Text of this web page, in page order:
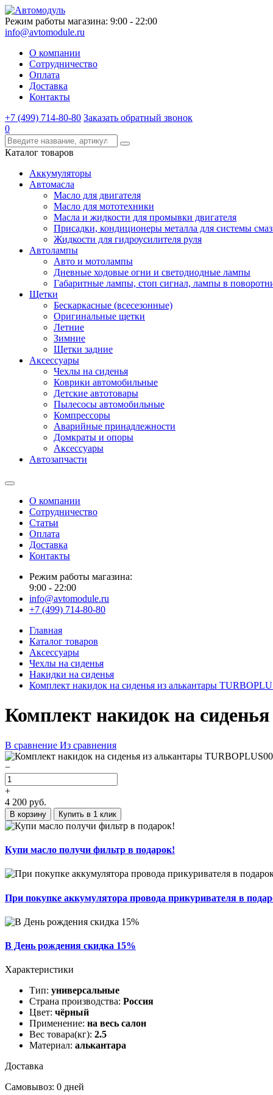
Режим работы магазина: 9:00 - 22:00
info@avtomodule.ru
О компании
Сотрудничество
Оплата
Доставка
Контакты
+7 (499) 714-80-80 Заказать обратный звонок
0
Каталог товаров
Аккумуляторы
Автомасла
Масло для двигателя
Масло для мототехники
Масла и жидкости для промывки двигателя
Присадки, кондиционеры металла для системы
Жидкости для гидроусилителя руля
Автолампы
Авто и мотолампы
Дневные ходовые огни и светодиодные лампы
Габаритные лампы, стоп сигнал, лампы в
Щетки
Бескаркасные (всесезонные)
Оригинальные щетки
Летние
Зимние
Щетки задние
Аксессуары
Чехлы на сиденья
Коврики автомобильные
Детские автотовары
Пылесосы автомобильные
Компрессоры
Аварийные принадлежности
Домкраты и опоры
Аксессуары
Автозапчасти
О компании
Сотрудничество
Статьи
Оплата
Доставка
Контакты
Режим работы магазина:
9:00 - 22:00
info@avtomodule.ru
+7 (499) 714-80-80
Главная
Каталог товаров
Аксессуары
Чехлы на сиденья
Накидки на сиденья
Комплект накидок на сиденья из алькантары
Комплект накидок на
В сравнение Из сравнения
−
+
4 200 руб.
В корзину Купить в 1 клик
Купи масло получи фильтр в подарок!
При покупке аккумулятора провода прикуривателя в
В День рождения скидка 15%
Характеристики
Тип: универсальные
Страна производства: Россия
Цвет: чёрный
Применение: на весь салон
Вес товара(кг): 2.5
Материал: алькантара
Доставка
Самовывоз: 0 дней